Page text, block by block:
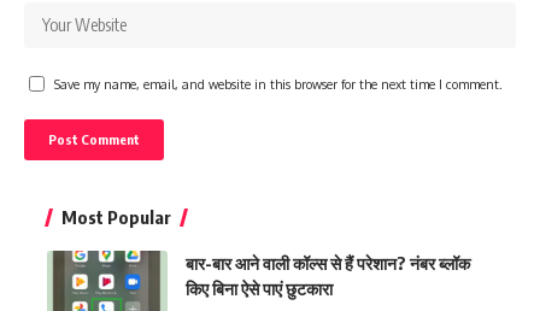
Save my name, email, and website in this browser for the next time I comment.
Most Popular
बार-बार आने वाली कॉल्स से हैं परेशान? नंबर ब्लॉक
किए बिना ऐसे पाएं छुटकारा